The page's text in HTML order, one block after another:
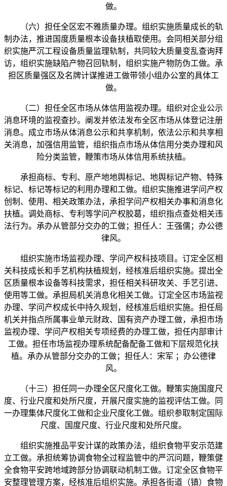
做。
（六）担任全区宏不雅质量办理。组织实施质量成长的轨
制办法，推进国度质量根本设备扶植取使用。会同相关部分组
织实施严沉工程设备质量监理轨制，共同较大质量变乱查询拜
访，组织实施缺陷产物召回轨制，组织实施产物防伪工做。承
担区质量强区及名牌计谋推进工做带领小组办公室的具体工
做。
（二）担任全区市场从体信用监视办理。组织对企业公示
消息环境的监视查抄。阐发并依法发布全区市场从体登记注册
消息。成立市场从体消息公示和共享机制，依法公示和共享相
关消息，加强信用监管，组织指点市场从体信用分类办理和风
险分类监管，鞭策市场从体信用系统扶植。
承担商标、专利、原产地地舆标记、地舆标记产物、特殊
标记、标记等标记的利用办理和工做。组织实施推进学问产权
创制、使用、相关政策办法，承担学问产权相关办事和消息化
扶植。调处商标、专利等学问产权胶葛，组织指点查处相关违
法行为。承办从管部分交办的工做；担任人：王强儒；办公德
律风。
组织实施市场监视办理、学问产权科技项目。订定全区相
关科技成长和手艺机构扶植规划，经核准后组织实施。提出全
区质量根本设备等科技需求，担任相关科研攻关、手艺引进、
使用等工做。承担局机关消息化相关工做。订定全区市场监视
办理、学问产权成长中持久规划，经核准后组织实施。担任局
机关并指点所属事业单元财政、国有资产办理工做，承担市场
监视办理、学问产权相关专项经费的办理工做，担任内部审计
工做。担任市场监视办理系统配备配备工做和下层规范化扶
植。承办从管部分交办的工做；担任人：宋军 ；办公德律
风。
（十三）担任同一办理全区尺度化工做。鞭策实施国度尺
度、行业尺度和处所尺度，开展尺度实施的监视评估工做。同
一办理集体尺度化工做和企业尺度化工做。组织参取制定国际
尺度、国度尺度、行业尺度和处所尺度。
组织实施推品平安计谋的政策办法，组织食物平安示范建
立工做。承担统筹协调食物全过程监管中的严沉问题，鞭策健
全食物平安跨地域跨部分协调联动机制工做。订定全区食物平
安整理管理方案，经核准后组织实施。承担各街道（镇）食物